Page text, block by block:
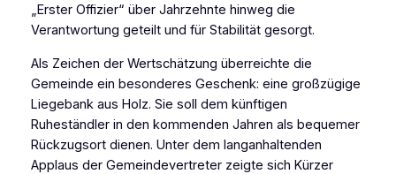
„Erster Offizier“ über Jahrzehnte hinweg die
Verantwortung geteilt und für Stabilität gesorgt.
Als Zeichen der Wertschätzung überreichte die
Gemeinde ein besonderes Geschenk: eine großzügige
Liegebank aus Holz. Sie soll dem künftigen
Ruheständler in den kommenden Jahren als bequemer
Rückzugsort dienen. Unter dem langanhaltenden
Applaus der Gemeindevertreter zeigte sich Kürzer